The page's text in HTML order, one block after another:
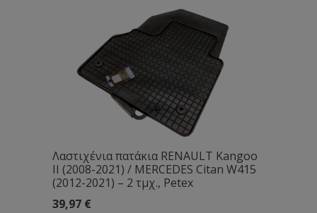
Λαστιχένια πατάκια RENAULT Kangoo
II (2008-2021) / MERCEDES Citan W415
(2012-2021) – 2 τμχ., Petex
39,97 €